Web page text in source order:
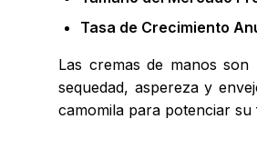
Tasa de Crecimiento
Las cremas de manos
sequedad, aspereza y
camomila para potenciar su